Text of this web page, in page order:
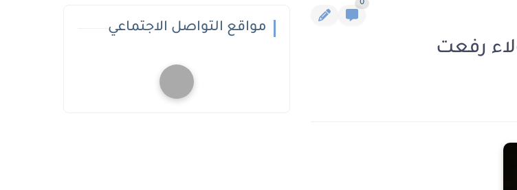
0
مواقع التواصل الاجتماعي